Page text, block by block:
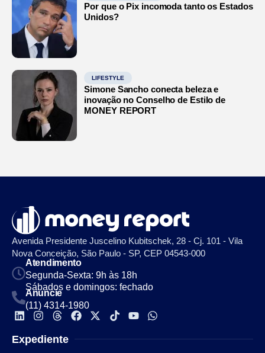
Por que o Pix incomoda tanto os Estados
Unidos?
LIFESTYLE
Simone Sancho conecta beleza e
inovação no Conselho de Estilo de
MONEY REPORT
Avenida Presidente Juscelino Kubitschek, 28 - Cj. 101 - Vila
Nova Conceição, São Paulo - SP, CEP 04543-000
Atendimento
Segunda-Sexta: 9h às 18h
Sábados e domingos: fechado
Anuncie
(11) 4314-1980
Expediente